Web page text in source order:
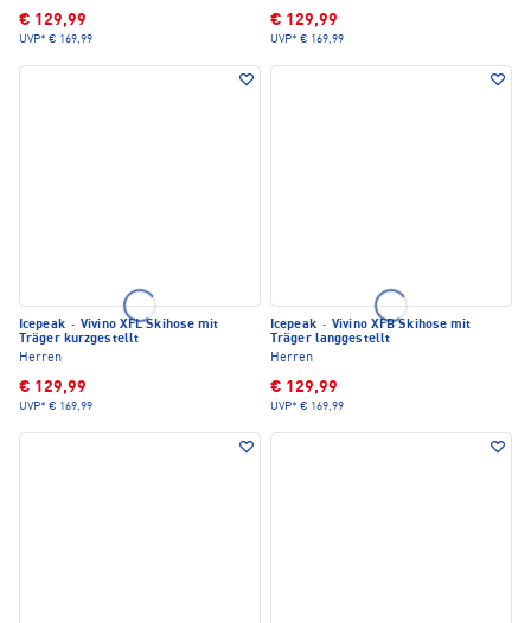
€ 129,99
UVP* € 169,99
€ 129,99
UVP* € 169,99
Icepeak · Vivino XFL Skihose mit
Träger kurzgestellt
Herren
€ 129,99
UVP* € 169,99
Icepeak · Vivino XFB Skihose mit
Träger langgestellt
Herren
€ 129,99
UVP* € 169,99